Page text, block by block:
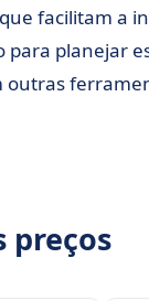
facilitam a
para planejar
preços